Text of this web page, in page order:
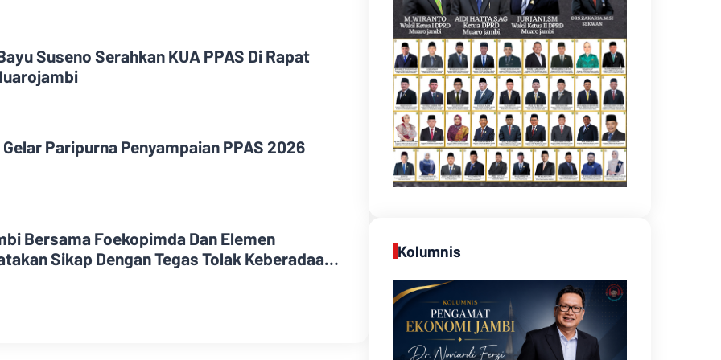
Suseno Serahkan KUA PPAS Di Rapat
Paripurna Penyampaian PPAS 2026
Bersama Foekopimda Dan Elemen
Sikap Dengan Tegas Tolak Keberadaan
Kolumnis